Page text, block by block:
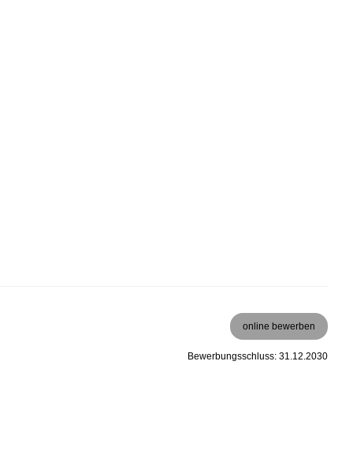
online bewerben
Bewerbungsschluss: 31.12.2030